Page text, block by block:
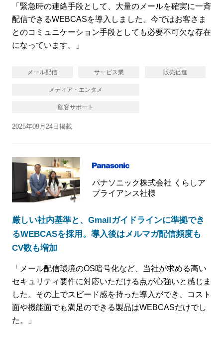
「緊急時の連絡手段として、大量のメールを確実に一斉
配信できるWEBCASを導入しました。今ではお客さま
とのコミュニケーション手段としても必要不可欠な存在
になっています。」
メール配信 サービス業 販売促進
メディア・エンタメ
顧客サポート
2025年09月24日掲載
パナソニック株式会社 くらしア
プライアンス社様
厳しい社内基準と、Gmailガイドラインに準拠でき
るWEBCASを採用。導入後はメルマガ配信頻度も
CV数も増加
「メール配信環境のOS暗号化など、当社が求める高い
セキュリティ要件に対応いただける点が心強いと感じま
した。その上でスピード感を持った導入ができ、コスト
面や機能面でも満足のできる製品はWEBCASだけでし
た。」